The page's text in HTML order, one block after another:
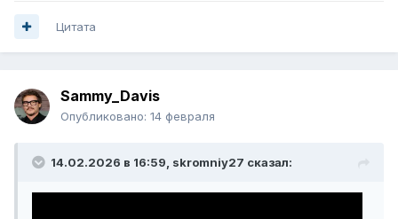
Цитата
Sammy_Davis
Опубликовано: 14 февраля
14.02.2026 в 16:59, skromniy27 сказал: